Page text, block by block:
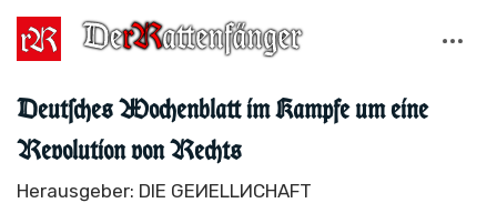
Deutſches Wochenblatt im Kampfe um eine
Revolution von Rechts
Herausgeber: DIE GEИELLИCHAFT